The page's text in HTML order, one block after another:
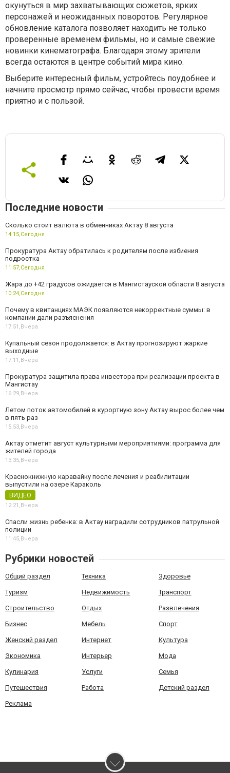
окунуться в мир захватывающих сюжетов, ярких
персонажей и неожиданных поворотов. Регулярное
обновление каталога позволяет находить не только
проверенные временем фильмы, но и самые свежие
новинки кинематографа. Благодаря этому зрители
всегда остаются в центре событий мира кино.
Выберите интересный фильм, устройтесь поудобнее и
начните просмотр прямо сейчас, чтобы провести время
приятно и с пользой.
Последние новости
Сколько стоит валюта в обменниках Актау 8 августа
14:15,Сегодня
Прокуратура Актау обратилась к родителям после избиения
подростка
11:57,Сегодня
Жара до +42 градусов ожидается в Мангистауской области 8 августа
10:24,Сегодня
Почему в квитанциях МАЭК появляются некорректные суммы: в
компании дали разъяснения
17:51, Вчера
Купальный сезон продолжается: в Актау прогнозируют жаркие
выходные
17:11, Вчера
Прокуратура защитила права инвестора при реализации проекта в
Мангистау
16:29, Вчера
Летом поток автомобилей в курортную зону Актау вырос более чем
в пять раз
15:53, Вчера
Актау отметит август культурными мероприятиями: программа для
жителей города
13:35, Вчера
Краснокнижную каравайку после лечения и реабилитации
выпустили на озере Караколь
ВИДЕО
12:21, Вчера
Спасли жизнь ребенка: в Актау наградили сотрудников патрульной
полиции
11:45, Вчера
Рубрики новостей
Общий раздел Техника Здоровье
Туризм Недвижимость Транспорт
Строительство Отдых Развлечения
Бизнес Мебель Спорт
Женский раздел Интернет Культура
Экономика Интерьер Мода
Кулинария Услуги Семья
Путешествия Работа Детский раздел
Реклама